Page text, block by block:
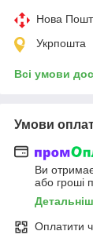
Нова
Укрпошта
Всі умови
Умови
Ви
або гроші
Оплатити